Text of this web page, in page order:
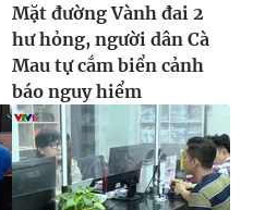
Mặt đường Vành đai 2
hư hỏng, người dân Cà
Mau tự cắm biển cảnh
báo nguy hiểm